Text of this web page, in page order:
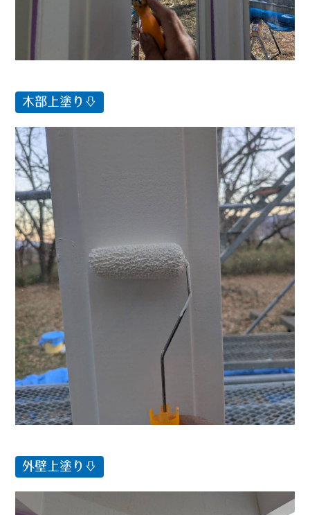
木部上塗り⇩
外壁上塗り⇩